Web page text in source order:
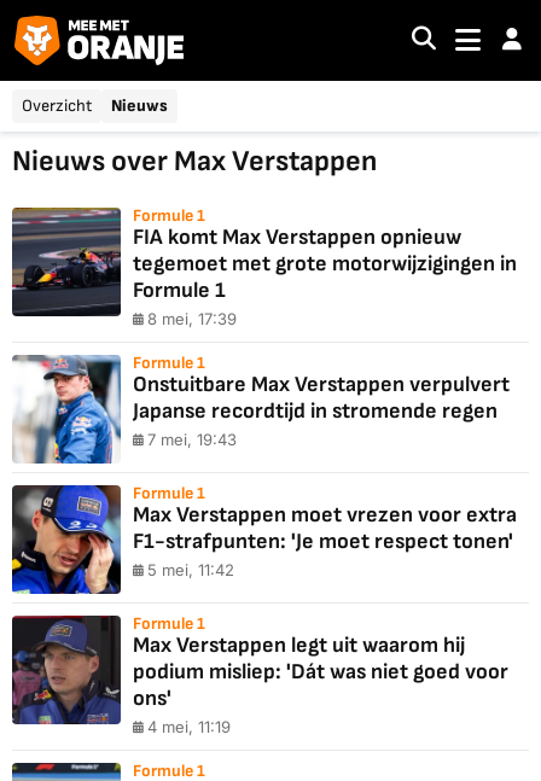
Overzicht Nieuws
Nieuws over Max Verstappen
Formule 1
FIA komt Max Verstappen opnieuw
tegemoet met grote motorwijzigingen in
Formule 1
8 mei, 17:39
Formule 1
Onstuitbare Max Verstappen verpulvert
Japanse recordtijd in stromende regen
7 mei, 19:43
Formule 1
Max Verstappen moet vrezen voor extra
F1-strafpunten: 'Je moet respect tonen'
5 mei, 11:42
Formule 1
Max Verstappen legt uit waarom hij
podium misliep: 'Dát was niet goed voor
ons'
4 mei, 11:19
Formule 1